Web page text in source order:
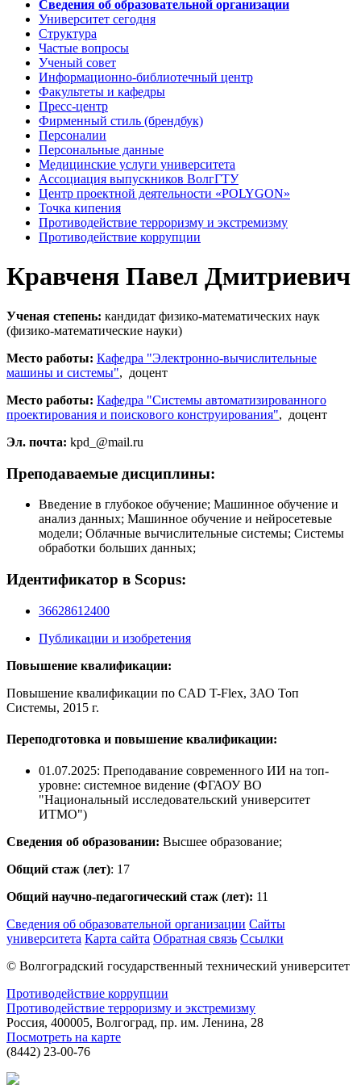
Сведения об образовательной организации
Университет сегодня
Структура
Частые вопросы
Ученый совет
Информационно-библиотечный центр
Факультеты и кафедры
Пресс-центр
Фирменный стиль (брендбук)
Персоналии
Персональные данные
Медицинские услуги университета
Ассоциация выпускников ВолгГТУ
Центр проектной деятельности «POLYGON»
Точка кипения
Противодействие терроризму и экстремизму
Противодействие коррупции
Кравченя Павел Дмитриевич
Ученая степень: кандидат физико-математических наук
(физико-математические науки)
Место работы: Кафедра "Электронно-вычислительные
машины и системы", доцент
Место работы: Кафедра "Системы автоматизированного
проектирования и поискового конструирования", доцент
Эл. почта: kpd_@mail.ru
Преподаваемые дисциплины:
Введение в глубокое обучение; Машинное обучение и
анализ данных; Машинное обучение и нейросетевые
модели; Облачные вычислительные системы; Системы
обработки больших данных;
Идентификатор в Scopus:
36628612400
Публикации и изобретения
Повышение квалификации:
Повышение квалификации по CAD T-Flex, ЗАО Топ
Системы, 2015 г.
Переподготовка и повышение квалификации:
01.07.2025: Преподавание современного ИИ на топ-
уровне: системное видение (ФГАОУ ВО
"Национальный исследовательский университет
ИТМО")
Сведения об образовании: Высшее образование;
Общий стаж (лет): 17
Общий научно-педагогический стаж (лет): 11
Сведения об образовательной организации Сайты
университета Карта сайта Обратная связь Ссылки
© Волгоградский государственный технический университет
Противодействие коррупции
Противодействие терроризму и экстремизму
Россия, 400005, Волгоград, пр. им. Ленина, 28
Посмотреть на карте
(8442) 23-00-76